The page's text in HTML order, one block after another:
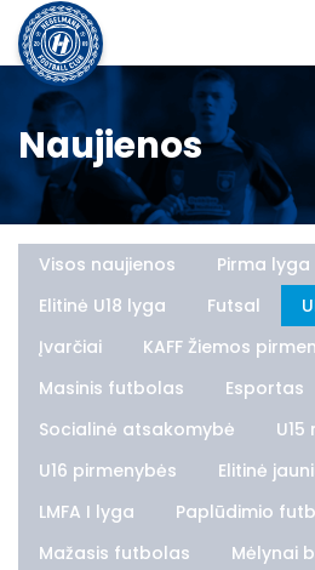
Naujienos
Visos naujienos Pirma lyga
Elitinė U18 lyga
Futsal
Įvarčiai
KAFF Žiemos
Masinis futbolas
Esportas
Socialinė atsakomybė
U16 pirmenybės
Elitinė
LMFA I lyga
Paplūdimio
Mažasis futbolas
Mėlynai